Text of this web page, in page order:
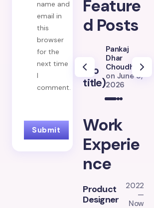
name and
email in
this
browser
for the
next time
I
comment.
Feature
d Posts
(no
title)
Pankaj
Dhar
Choudhury
on June 8,
2026
Work
Experie
nce
Product
Designer
2022
—
Now